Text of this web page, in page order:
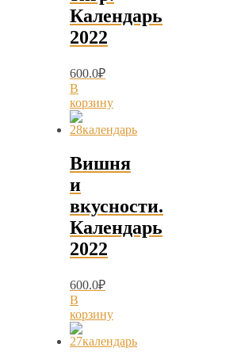
Календарь
2022
600.0₽
В
корзину
Вишня
и
вкусности.
Календарь
2022
600.0₽
В
корзину